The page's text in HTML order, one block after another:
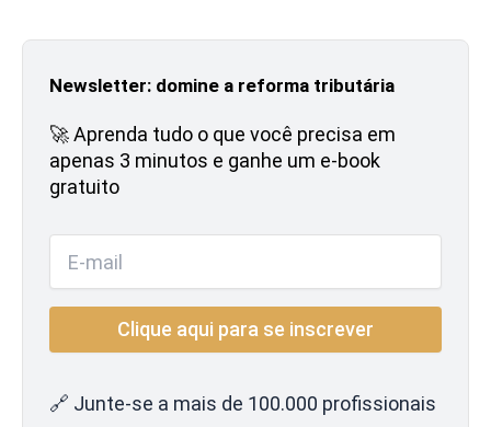
Newsletter: domine a reforma tributária
🚀 Aprenda tudo o que você precisa em
apenas 3 minutos e ganhe um e-book
gratuito
🔗 Junte-se a mais de 100.000 profissionais